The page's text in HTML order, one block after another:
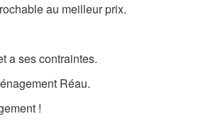
au meilleur prix.
a ses contraintes.
Réau.
!